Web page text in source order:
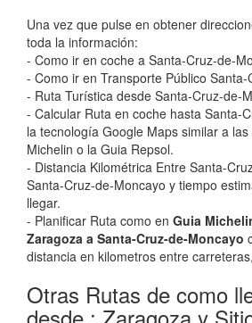
Una vez que pulse en obtener
toda la información:
- Como ir en coche a Santa-Cruz-de-
- Como ir en Transporte Público
- Ruta Turística desde Santa-Cruz-de-
- Calcular Ruta en coche hasta Santa-
la tecnología Google Maps similar a
Michelin o la Guia Repsol.
- Distancia Kilométrica Entre Santa-
Santa-Cruz-de-Moncayo y tiempo
llegar.
- Planificar Ruta como en Guia
Zaragoza a Santa-Cruz-de-Moncayo
distancia en kilometros entre
Otras Rutas de como